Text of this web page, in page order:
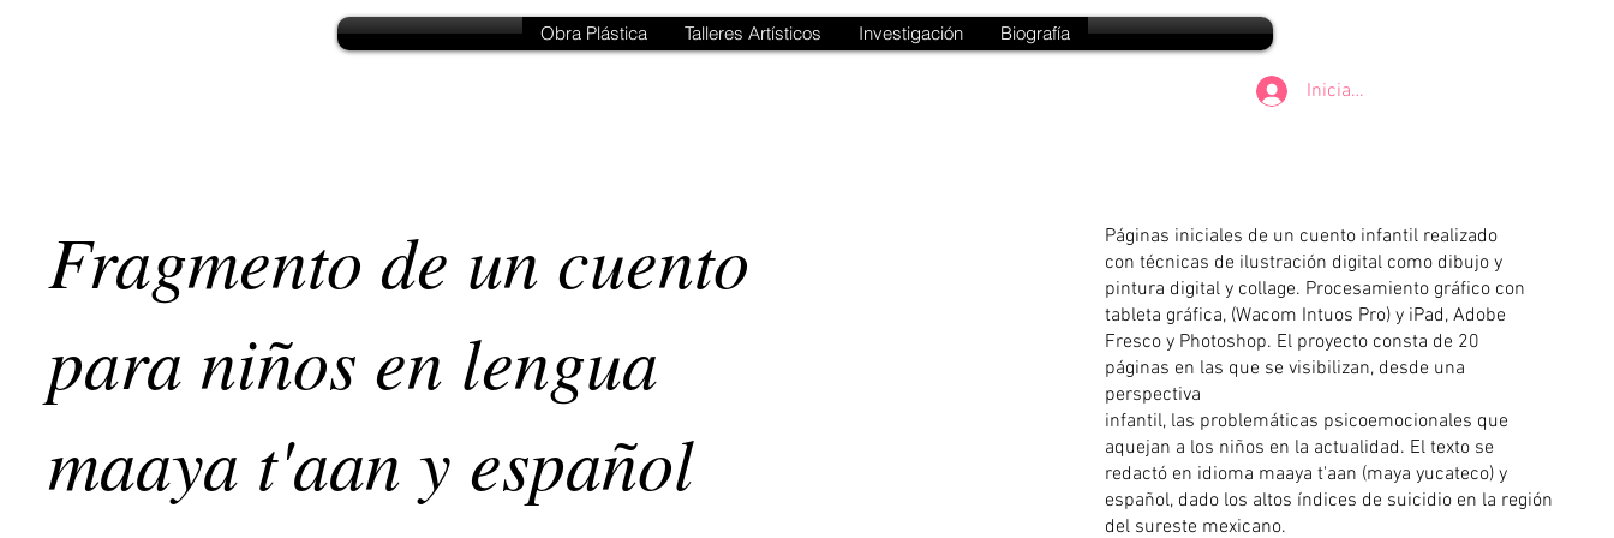
Obra Plástica Talleres Artísticos Investigación Biografía
Iniciar sesión
Fragmento de un cuento
para niños en lengua
maaya t'aan y español
Páginas iniciales de un cuento infantil realizado
con técnicas de ilustración digital como dibujo y
pintura digital y collage. Procesamiento gráfico con
tableta gráfica, (Wacom Intuos Pro) y iPad, Adobe
Fresco y Photoshop. El proyecto consta de 20
páginas en las que se visibilizan, desde una
perspectiva
infantil, las problemáticas psicoemocionales que
aquejan a los niños en la actualidad. El texto se
redactó en idioma maaya t'aan (maya yucateco) y
español, dado los altos índices de suicidio en la región
del sureste mexicano.